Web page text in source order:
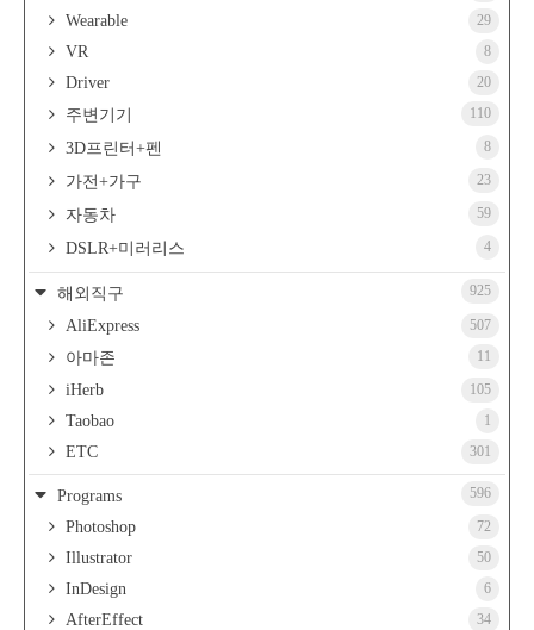
Wearable 29
VR 8
Driver 20
주변기기 110
3D프린터+펜 8
가전+가구 23
자동차 59
DSLR+미러리스 4
해외직구 925
AliExpress 507
아마존 11
iHerb 105
Taobao 1
ETC 301
Programs 596
Photoshop 72
Illustrator 50
InDesign 6
AfterEffect 34